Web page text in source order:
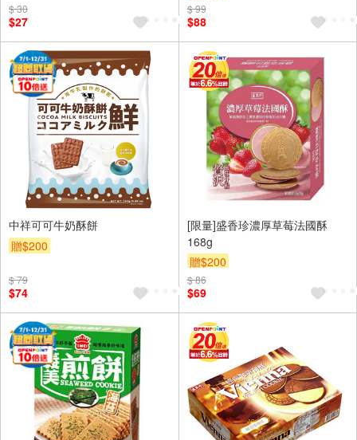
$ 30
$27
$ 99
$88
中祥可可牛奶酥餅
贈$200
$ 79
$74
[限量]盛香珍濃厚草莓法國酥
168g
贈$200
$ 86
$69